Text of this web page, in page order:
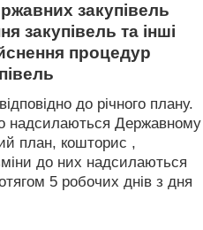
закупівель
закупівель та інші
процедур
до річного плану.
надсилаються Державному
план, кошторис ,
до них надсилаються
5 робочих днів з дня